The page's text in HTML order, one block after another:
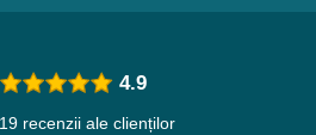
4.9
recenzii ale clienților